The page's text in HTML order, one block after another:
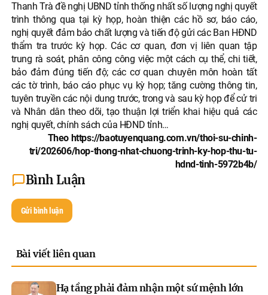
Thanh Trà đề nghị UBND tỉnh thống nhất số lượng nghị quyết
trình thông qua tại kỳ họp, hoàn thiện các hồ sơ, báo cáo,
nghị quyết đảm bảo chất lượng và tiến độ gửi các Ban HĐND
thẩm tra trước kỳ họp. Các cơ quan, đơn vị liên quan tập
trung rà soát, phân công công việc một cách cụ thể, chi tiết,
bảo đảm đúng tiến độ; các cơ quan chuyên môn hoàn tất
các tờ trình, báo cáo phục vụ kỳ họp; tăng cường thông tin,
tuyên truyền các nội dung trước, trong và sau kỳ họp để cử tri
và Nhân dân theo dõi, tạo thuận lợi triển khai hiệu quả các
nghị quyết, chính sách của HĐND tỉnh…
Theo https://baotuyenquang.com.vn/thoi-su-chinh-
tri/202606/hop-thong-nhat-chuong-trinh-ky-hop-thu-tu-
hdnd-tinh-5972b4b/
Bình Luận
Gửi bình luận
Bài viết liên quan
Hạ tầng phải đảm nhận một sứ mệnh lớn